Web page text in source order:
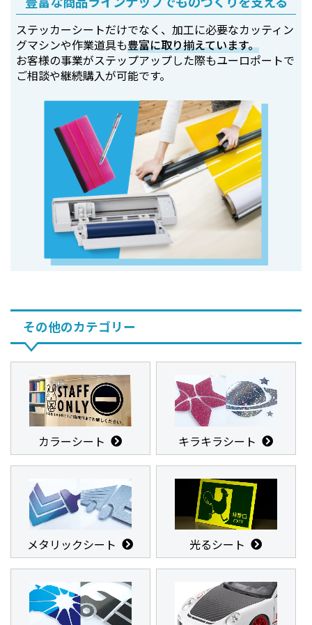
ステッカーシートだけでなく、加工に必要なカッティン
グマシンや作業道具も豊富に取り揃えています。
お客様の事業がステップアップした際もユーロポートで
ご相談や継続購入が可能です。
その他のカテゴリー
カラーシート キラキラシート
メタリックシート 光るシート